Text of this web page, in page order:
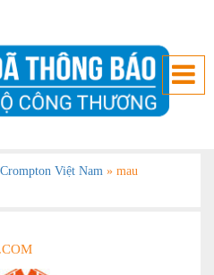
Việt Nam » mau